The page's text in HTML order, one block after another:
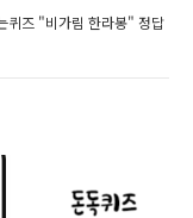
퀴즈 "비가림 한라봉" 정답